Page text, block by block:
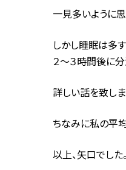
一見多いように
しかし睡眠は多
２～３時間後に
詳しい話を致し
ちなみに私の平均
以上、矢口でした。